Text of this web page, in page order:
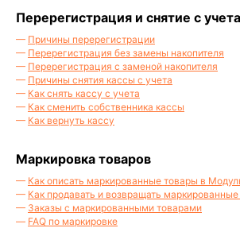
Перерегистрация и снятие с учета
— Причины перерегистрации
— Перерегистрация без замены накопителя
— Перерегистрация с заменой накопителя
— Причины снятия кассы с учета
— Как снять кассу с учета
— Как сменить собственника кассы
— Как вернуть кассу
Маркировка товаров
— Как описать маркированные товары в
— Как продавать и возвращать
— Заказы с маркированными товарами
— FAQ по маркировке